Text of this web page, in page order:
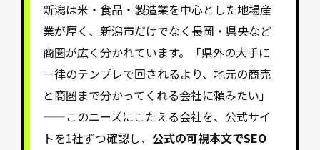
新潟は米・食品・製造業を中心とした地場産
業が厚く、新潟市だけでなく長岡・県央など
商圏が広く分かれています。「県外の大手に
一律のテンプレで回されるより、地元の商売
と商圏まで分かってくれる会社に頼みたい」
——このニーズにこたえる会社を、公式サイ
トを1社ずつ確認し、 公式の可視本文でSEO